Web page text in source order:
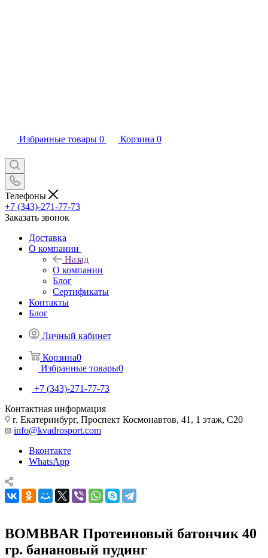
Избранные товары 0 Корзина 0
Телефоны
+7 (343)-271-77-73
Заказать звонок
Доставка
О компании
Назад
О компании
Блог
Сертификаты
Контакты
Блог
Личный кабинет
Корзина0
Избранные товары0
+7 (343)-271-77-73
Контактная информация
г. Екатеринбург, Проспект Космонавтов, 41, 1 этаж, С20
info@kvadrosport.com
Вконтакте
WhatsApp
BOMBBAR Протеиновый батончик 40
гр. банановый пудинг